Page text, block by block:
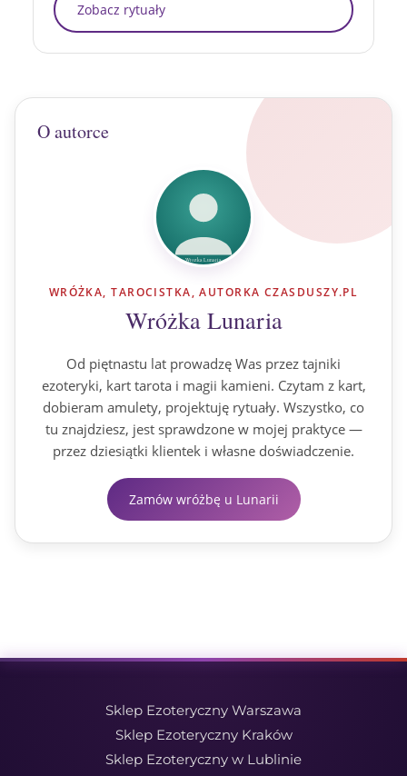
Zobacz rytuały
O autorce
WRÓŻKA, TAROCISTKA, AUTORKA CZASDUSZY.PL
Wróżka Lunaria
Od piętnastu lat prowadzę Was przez tajniki
ezoteryki, kart tarota i magii kamieni. Czytam z kart,
dobieram amulety, projektuję rytuały. Wszystko, co
tu znajdziesz, jest sprawdzone w mojej praktyce —
przez dziesiątki klientek i własne doświadczenie.
Zamów wróżbę u Lunarii
Sklep Ezoteryczny Warszawa
Sklep Ezoteryczny Kraków
Sklep Ezoteryczny w Lublinie